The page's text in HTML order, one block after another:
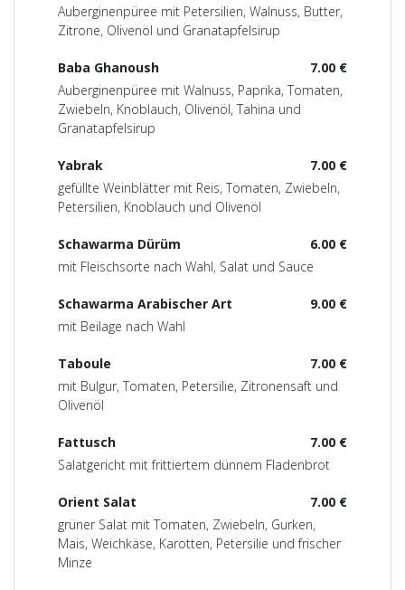
Auberginenpüree mit Petersilien, Walnuss, Butter,
Zitrone, Olivenöl und Granatapfelsirup
7.00 €
Baba Ghanoush
Auberginenpüree mit Walnuss, Paprika, Tomaten,
Zwiebeln, Knoblauch, Olivenöl, Tahina und
Granatapfelsirup
7.00 €
Yabrak
gefüllte Weinblätter mit Reis, Tomaten, Zwiebeln,
Petersilien, Knoblauch und Olivenöl
6.00 €
Schawarma Dürüm
mit Fleischsorte nach Wahl, Salat und Sauce
9.00 €
Schawarma Arabischer Art
mit Beilage nach Wahl
7.00 €
Taboule
mit Bulgur, Tomaten, Petersilie, Zitronensaft und
Olivenöl
7.00 €
Fattusch
Salatgericht mit frittiertem dünnem Fladenbrot
7.00 €
Orient Salat
grüner Salat mit Tomaten, Zwiebeln, Gurken,
Mais, Weichkäse, Karotten, Petersilie und frischer
Minze